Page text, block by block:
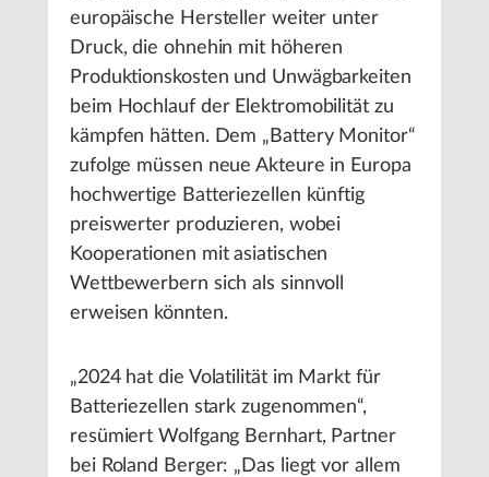
europäische Hersteller weiter unter
Druck, die ohnehin mit höheren
Produktionskosten und Unwägbarkeiten
beim Hochlauf der Elektromobilität zu
kämpfen hätten. Dem „Battery Monitor“
zufolge müssen neue Akteure in Europa
hochwertige Batteriezellen künftig
preiswerter produzieren, wobei
Kooperationen mit asiatischen
Wettbewerbern sich als sinnvoll
erweisen könnten.
„2024 hat die Volatilität im Markt für
Batteriezellen stark zugenommen“,
resümiert Wolfgang Bernhart, Partner
bei Roland Berger: „Das liegt vor allem